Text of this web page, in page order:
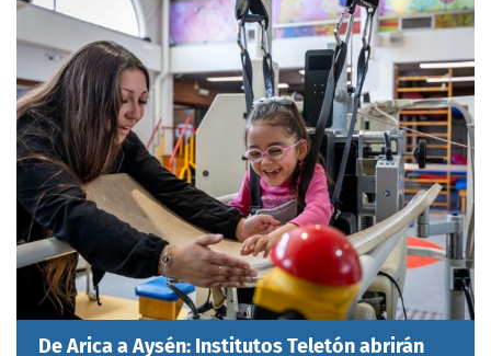
De Arica a Aysén: Institutos Teletón abrirán